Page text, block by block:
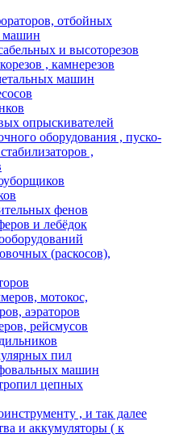
отбойных
машин
и высоторезов
, камнерезов
машин
опрыскивателей
оборудования , пуско-
,
фенов
и лебёдок
(раскосов),
мотокос,
аэраторов
рейсмусов
пил
машин
цепных
, и так далее
и аккумуляторы ( к